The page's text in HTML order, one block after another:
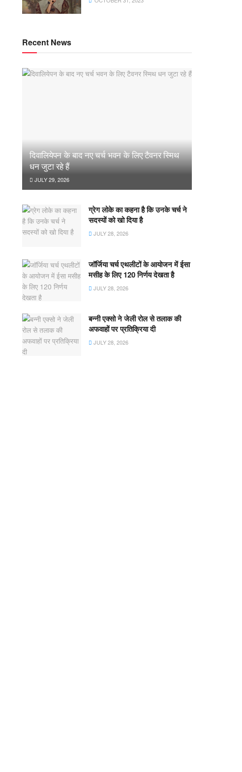
Recent News
दिवालियेपन के बाद नए चर्च भवन के लिए टैवनर स्मिथ
धन जुटा रहे हैं
JULY 29, 2026
ग्रेग लोके का कहना है कि उनके चर्च ने
सदस्यों को खो दिया है
JULY 28, 2026
जॉर्जिया चर्च एथलीटों के आयोजन में ईसा
मसीह के लिए 120 निर्णय देखता है
JULY 28, 2026
बन्नी एक्सो ने जेली रोल से तलाक की
अफवाहों पर प्रतिक्रिया दी
JULY 28, 2026